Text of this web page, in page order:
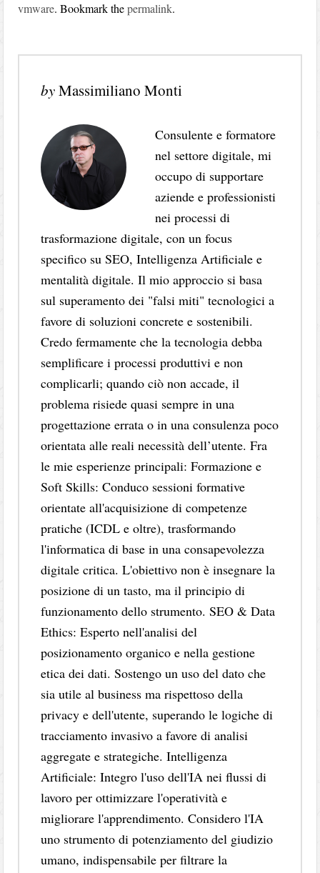
vmware. Bookmark thepermalink.
byMassimiliano Monti
Consulente e formatore
nel settore digitale, mi
occupo di supportare
aziende e professionisti
nei processi di
trasformazione digitale, con un focus
specifico su SEO, Intelligenza Artificiale e
mentalità digitale. Il mio approccio si basa
sul superamento dei "falsi miti" tecnologici a
favore di soluzioni concrete e sostenibili.
Credo fermamente che la tecnologia debba
semplificare i processi produttivi e non
complicarli; quando ciò non accade, il
problema risiede quasi sempre in una
progettazione errata o in una consulenza poco
orientata alle reali necessità dell’utente. Fra
le mie esperienze principali: Formazione e
Soft Skills: Conduco sessioni formative
orientate all'acquisizione di competenze
pratiche (ICDL e oltre), trasformando
l'informatica di base in una consapevolezza
digitale critica. L'obiettivo non è insegnare la
posizione di un tasto, ma il principio di
funzionamento dello strumento. SEO & Data
Ethics: Esperto nell'analisi del
posizionamento organico e nella gestione
etica dei dati. Sostengo un uso del dato che
sia utile al business ma rispettoso della
privacy e dell'utente, superando le logiche di
tracciamento invasivo a favore di analisi
aggregate e strategiche. Intelligenza
Artificiale: Integro l'uso dell'IA nei flussi di
lavoro per ottimizzare l'operatività e
migliorare l'apprendimento. Considero l'IA
uno strumento di potenziamento del giudizio
umano, indispensabile per filtrare la